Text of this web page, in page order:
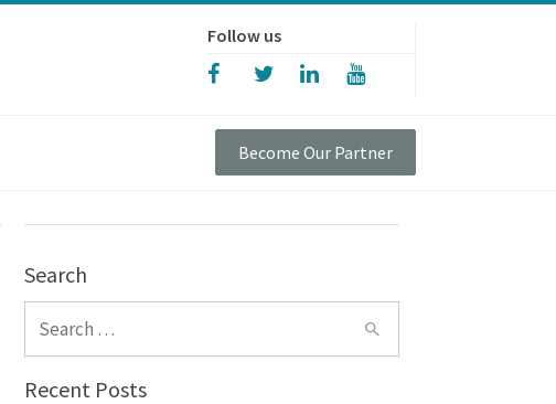
Follow us
Become Our Partner
Search
Search for:
Recent Posts